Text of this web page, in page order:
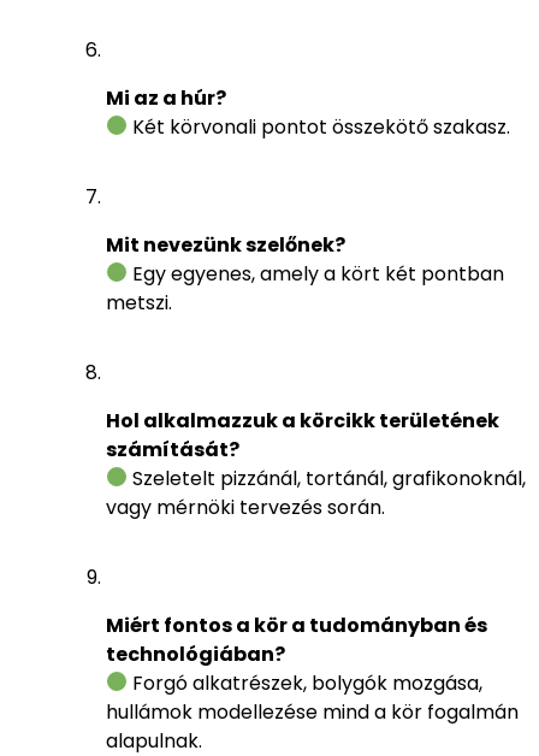
Mi az a húr?
Két körvonali pontot összekötő szakasz.
Mit nevezünk szelőnek?
Egy egyenes, amely a kört két pontban
metszi.
Hol alkalmazzuk a körcikk területének
számítását?
Szeletelt pizzánál, tortánál, grafikonoknál,
vagy mérnöki tervezés során.
Miért fontos a kör a tudományban és
technológiában?
Forgó alkatrészek, bolygók mozgása,
hullámok modellezése mind a kör fogalmán
alapulnak.